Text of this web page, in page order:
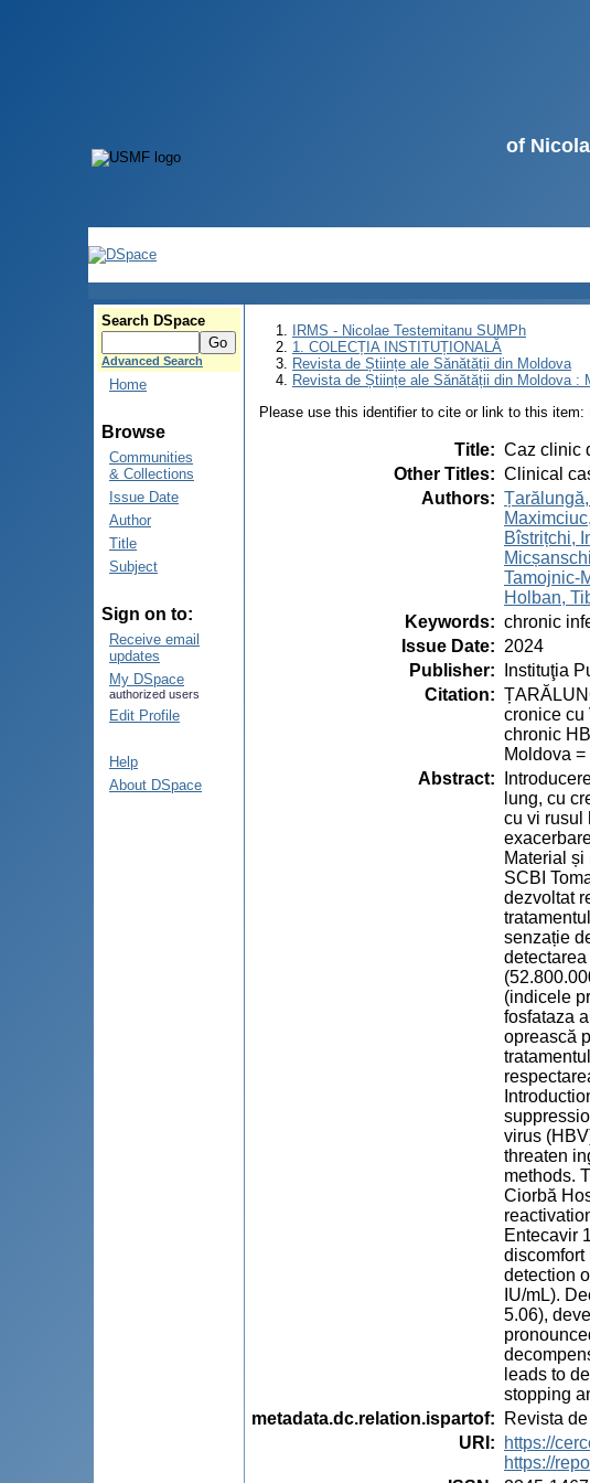
of
Search DSpace
Advanced Search
Home
Browse
Communities
& Collections
Issue Date
Author
Title
Subject
Sign on to:
Receive email
updates
My DSpace
authorized users
Edit Profile
Help
About DSpace
IRMS - Nicolae Testemitanu SUMPh
1. COLECȚIA INSTITUȚIONALĂ
Revista de Științe ale Sănătății din Moldova
Revista de Științe ale Sănătății din Moldova :
Please use this identifier to cite or link to this item:
Title: Caz clinic
Other Titles: Clinical
Authors:
Bîstrițchi,
Tamojnic-
Holban,
Keywords: chronic
Issue Date: 2024
Publisher:
Instituţia
Citation:
cronice cu
chronic
Moldova
Abstract:
lung, cu
cu vi rusul
Material
SCBI
dezvoltat
senzație
(indicele
fosfataza
oprească
virus
threaten
methods.
Ciorbă
Entecavir
discomfort
detection
IU/mL).
5.06),
leads to
stopping
metadata.dc.relation.ispartof:
Revista
URI :
https://
https://